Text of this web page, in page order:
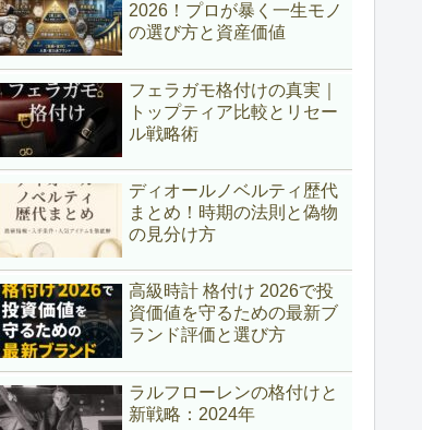
2026！プロが暴く一生モノ
の選び方と資産価値
フェラガモ格付けの真実｜
トップティア比較とリセー
ル戦略術
ディオールノベルティ歴代
まとめ！時期の法則と偽物
の見分け方
高級時計 格付け 2026で投
資価値を守るための最新ブ
ランド評価と選び方
ラルフローレンの格付けと
新戦略：2024年